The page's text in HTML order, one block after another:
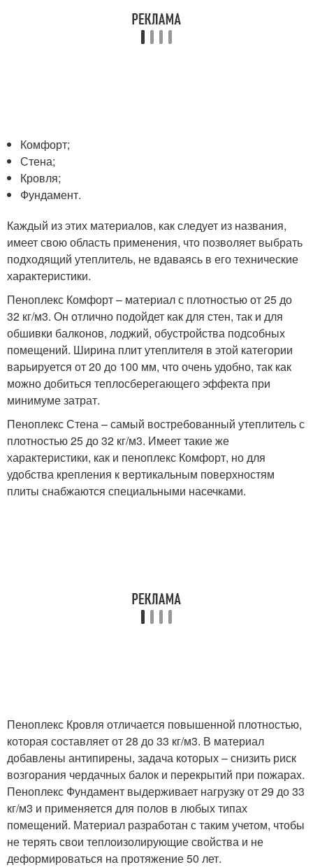
Комфорт;
Стена;
Кровля;
Фундамент.
Каждый из этих материалов, как следует из названия,
имеет свою область применения, что позволяет выбрать
подходящий утеплитель, не вдаваясь в его технические
характеристики.
Пеноплекс Комфорт – материал с плотностью от 25 до
32 кг/м3. Он отлично подойдет как для стен, так и для
обшивки балконов, лоджий, обустройства подсобных
помещений. Ширина плит утеплителя в этой категории
варьируется от 20 до 100 мм, что очень удобно, так как
можно добиться теплосберегающего эффекта при
минимуме затрат.
Пеноплекс Стена – самый востребованный утеплитель с
плотностью 25 до 32 кг/м3. Имеет такие же
характеристики, как и пеноплекс Комфорт, но для
удобства крепления к вертикальным поверхностям
плиты снабжаются специальными насечками.
Пеноплекс Кровля отличается повышенной плотностью,
которая составляет от 28 до 33 кг/м3. В материал
добавлены антипирены, задача которых – снизить риск
возгорания чердачных балок и перекрытий при пожарах.
Пеноплекс Фундамент выдерживает нагрузку от 29 до 33
кг/м3 и применяется для полов в любых типах
помещений. Материал разработан с таким учетом, чтобы
не терять свои теплоизолирующие свойства и не
деформироваться на протяжение 50 лет.